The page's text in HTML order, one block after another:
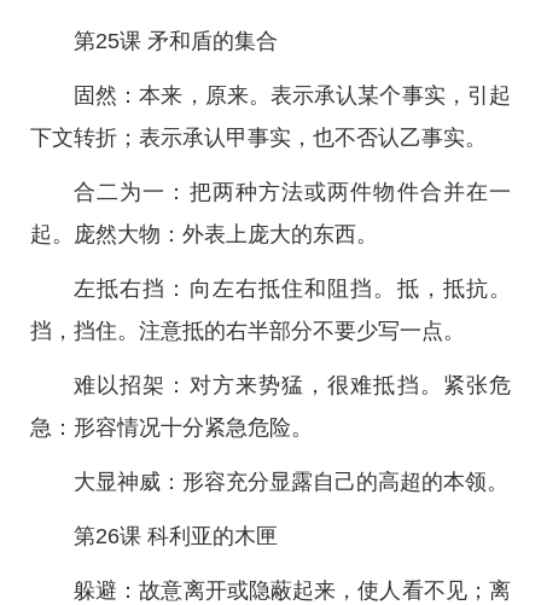
第25课 矛和盾的集合
固然：本来，原来。表示承认某个事实，引起
下文转折；表示承认甲事实，也不否认乙事实。
合二为一：把两种方法或两件物件合并在一
起。庞然大物：外表上庞大的东西。
左抵右挡：向左右抵住和阻挡。抵，抵抗。
挡，挡住。注意抵的右半部分不要少写一点。
难以招架：对方来势猛，很难抵挡。紧张危
急：形容情况十分紧急危险。
大显神威：形容充分显露自己的高超的本领。
第26课 科利亚的木匣
躲避：故意离开或隐蔽起来，使人看不见；离